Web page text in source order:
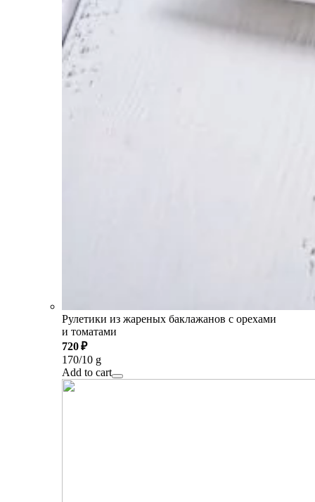
Рулетики из жареных баклажанов с орехами
и томатами
720 ₽
170/10 g
Add to cart